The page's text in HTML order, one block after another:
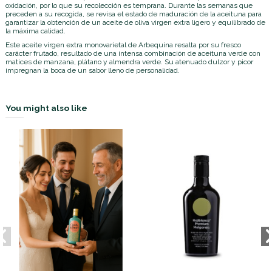
oxidación, por lo que su recolección es temprana. Durante las semanas que
preceden a su recogida, se revisa el estado de maduración de la aceituna para
garantizar la obtención de un aceite de oliva virgen extra ligero y equilibrado de
la máxima calidad.
Este aceite virgen extra monovarietal de Arbequina resalta por su fresco
carácter frutado, resultado de una intensa combinación de aceituna verde con
matices de manzana, plátano y almendra verde. Su atenuado dulzor y picor
impregnan la boca de un sabor lleno de personalidad.
You might also like